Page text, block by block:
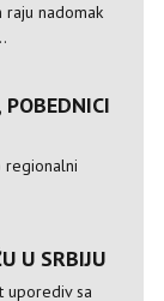
raju nadomak
regionalni
U SRBIJU
uporediv sa